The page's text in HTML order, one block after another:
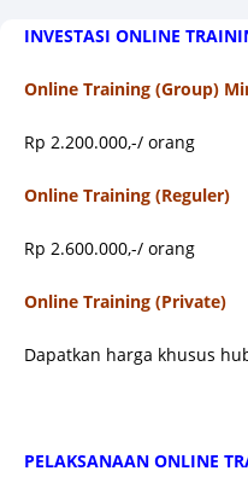
INVESTASI ONLINE
Online Training (Group)
Rp 2.200.000,-/ orang
Online Training (Reguler)
Rp 2.600.000,-/ orang
Online Training (Private)
Dapatkan harga khusus
PELAKSANAAN ONLINE